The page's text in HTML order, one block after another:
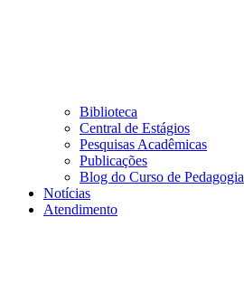
Biblioteca
Central de Estágios
Pesquisas Acadêmicas
Publicações
Blog do Curso de Pedagogia
Notícias
Atendimento